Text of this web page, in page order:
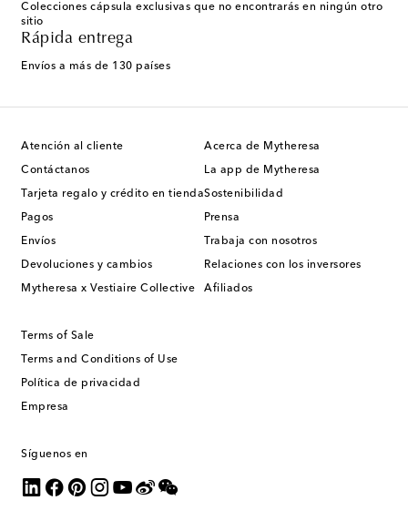
Colecciones cápsula exclusivas que no encontrarás en ningún otro
sitio
Rápida entrega
Envíos a más de 130 países
Atención al cliente
Contáctanos
Tarjeta regalo y crédito en tienda
Pagos
Envíos
Devoluciones y cambios
Mytheresa x Vestiaire Collective
Acerca de Mytheresa
La app de Mytheresa
Sostenibilidad
Prensa
Trabaja con nosotros
Relaciones con los inversores
Afiliados
Terms of Sale
Terms and Conditions of Use
Política de privacidad
Empresa
Síguenos en